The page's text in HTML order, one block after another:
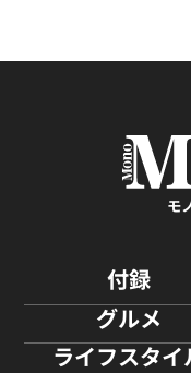
モ
付録
グルメ
ライフスタイ